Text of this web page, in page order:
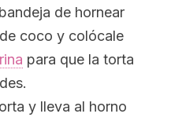
de hornear
coco y colócale
para que la torta
y lleva al horno